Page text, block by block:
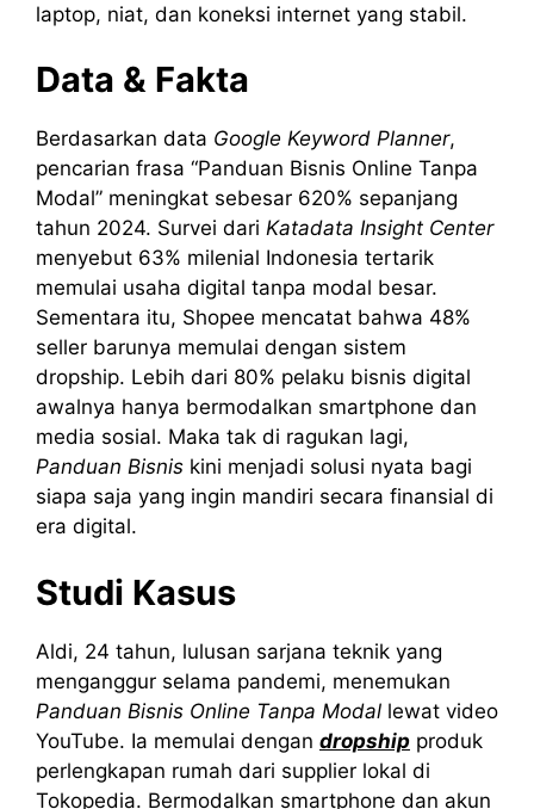
laptop, niat, dan koneksi internet yang stabil.
Data & Fakta
Berdasarkan data Google Keyword Planner,
pencarian frasa “Panduan Bisnis Online Tanpa
Modal” meningkat sebesar 620% sepanjang
tahun 2024. Survei dari Katadata Insight Center
menyebut 63% milenial Indonesia tertarik
memulai usaha digital tanpa modal besar.
Sementara itu, Shopee mencatat bahwa 48%
seller barunya memulai dengan sistem
dropship. Lebih dari 80% pelaku bisnis digital
awalnya hanya bermodalkan smartphone dan
media sosial. Maka tak di ragukan lagi,
Panduan Bisnis kini menjadi solusi nyata bagi
siapa saja yang ingin mandiri secara finansial di
era digital.
Studi Kasus
Aldi, 24 tahun, lulusan sarjana teknik yang
menganggur selama pandemi, menemukan
Panduan Bisnis Online Tanpa Modal lewat video
YouTube. Ia memulai dengan dropship produk
perlengkapan rumah dari supplier lokal di
Tokopedia. Bermodalkan smartphone dan akun